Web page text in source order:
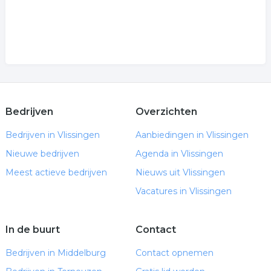
Bedrijven
Bedrijven in Vlissingen
Nieuwe bedrijven
Meest actieve bedrijven
Overzichten
Aanbiedingen in Vlissingen
Agenda in Vlissingen
Nieuws uit Vlissingen
Vacatures in Vlissingen
In de buurt
Bedrijven in Middelburg
Contact
Contact opnemen